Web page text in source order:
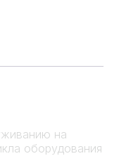
на
оборудования